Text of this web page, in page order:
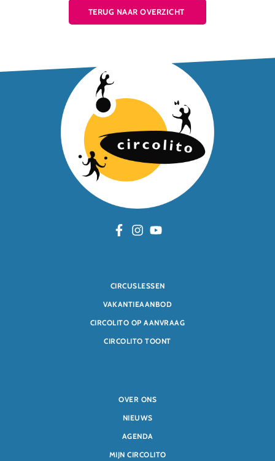
TERUG NAAR OVERZICHT
CIRCUSLESSEN
VAKANTIEAANBOD
CIRCOLITO OP AANVRAAG
CIRCOLITO TOONT
OVER ONS
NIEUWS
AGENDA
MIJN CIRCOLITO